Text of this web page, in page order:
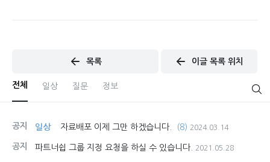
목록 이글 목록 위치
전체 일상 질문 정보
공지 일상 자료배포 이제 그만 하겠습니다. (8) 2024.03.14
공지 파트너쉽 그룹 지정 요청을 하실 수 있습니다. 2021.05.28